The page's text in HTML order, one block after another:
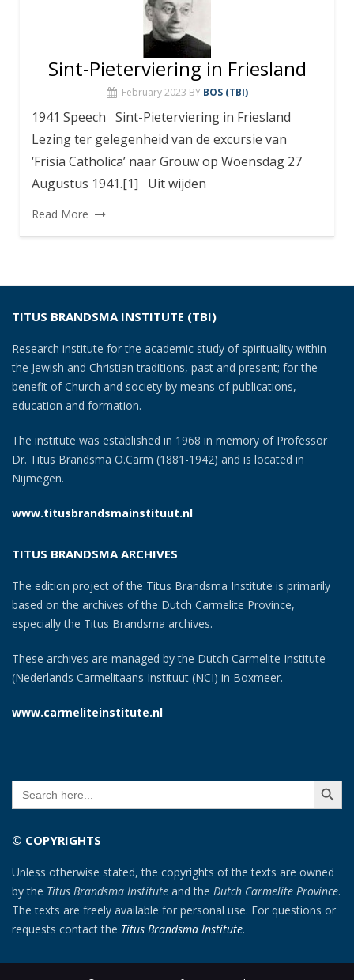
Sint-Pieterviering in Friesland
February 2023 BY BOS (TBI)
1941 Speech Sint-Pieterviering in Friesland
Lezing ter gelegenheid van de excursie van
‘Frisia Catholica’ naar Grouw op Woensdag 27
Augustus 1941.[1] Uit wijden
Read More
TITUS BRANDSMA INSTITUTE (TBI)
Research institute for the academic study of spirituality within
the Jewish and Christian traditions, past and present; for the
benefit of Church and society by means of publications,
education and formation.
The institute was established in 1968 in memory of Professor
Dr. Titus Brandsma O.Carm (1881-1942) and is located in
Nijmegen.
www.titusbrandsmainstituut.nl
TITUS BRANDSMA ARCHIVES
The edition project of the Titus Brandsma Institute is primarily
based on the archives of the Dutch Carmelite Province,
especially the Titus Brandsma archives.
These archives are managed by the Dutch Carmelite Institute
(Nederlands Carmelitaans Instituut (NCI) in Boxmeer.
www.carmeliteinstitute.nl
Search
for:
SEARCH
© COPYRIGHTS
Unless otherwise stated, the copyrights of the texts are owned
by the Titus Brandsma Institute and the Dutch Carmelite Province.
The texts are freely available for personal use. For questions or
requests contact the Titus Brandsma Institute.